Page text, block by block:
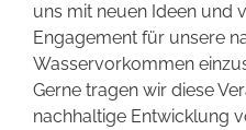
uns mit neuen Ideen und
Engagement für unsere
Wasservorkommen
Gerne tragen wir diese
nachhaltige Entwicklung